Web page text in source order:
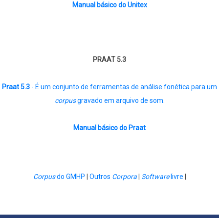
Manual básico do Unitex
PRAAT 5.3
Praat 5.3 - É um conjunto de ferramentas de análise fonética para um
corpusgravado em arquivo de som.
Manual básico do Praat
Corpusdo GMHP Outros Corpora Softwarelivre